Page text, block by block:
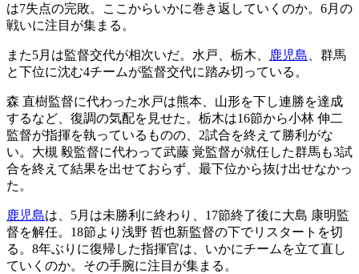
は7失点の完敗。ここからいかに巻き返していくのか。6月の
戦いに注目が集まる。
また5月は監督交代が相次いだ。水戸、栃木、 鹿児島 、群馬
と下位に沈む4チームが監督交代に踏み切っている。
森 直樹監督に代わった水戸は熊本、山形を下し連勝を達成
するなど、復調の気配を見せた。栃木は16節から小林 伸二
監督が指揮を執っているものの、2試合を終えて勝利がな
い。大槻 毅監督に代わって武藤 覚監督が就任した群馬も3試
合を終えて結果を出せておらず、最下位から抜け出せなかっ
た。
鹿児島は、5月は未勝利に終わり、17節終了後に大島 康明監
督を解任。18節より浅野 哲也新監督の下でリスタートを切
る。8年ぶりに復帰した指揮官は、いかにチームを立て直し
ていくのか。その手腕に注目が集まる。